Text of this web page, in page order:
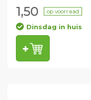
1,50 op voorraad
Dinsdag in huis